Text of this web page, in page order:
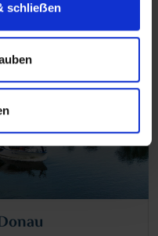
schlieẞen